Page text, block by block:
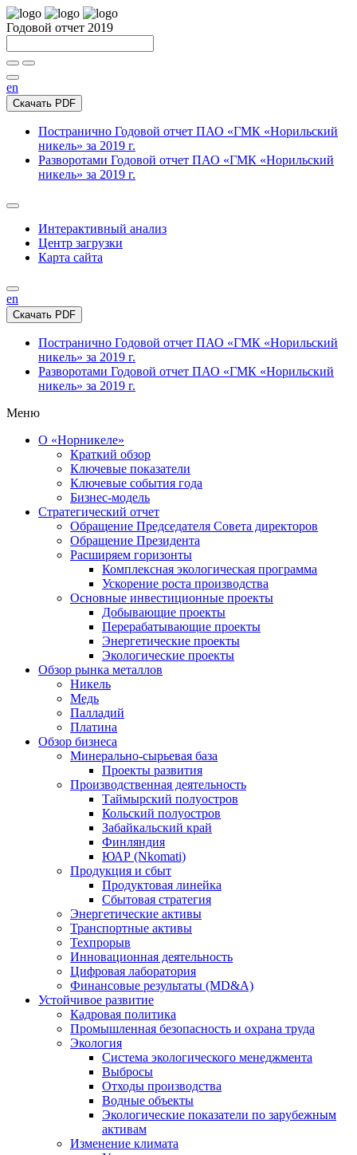
Годовой отчет 2019
en
Скачать PDF
Постранично Годовой отчет ПАО «ГМК «Норильский
никель» за 2019 г.
Разворотами Годовой отчет ПАО «ГМК «Норильский
никель» за 2019 г.
Интерактивный анализ
Центр загрузки
Карта сайта
en
Скачать PDF
Постранично Годовой отчет ПАО «ГМК «Норильский
никель» за 2019 г.
Разворотами Годовой отчет ПАО «ГМК «Норильский
никель» за 2019 г.
Меню
О «Норникеле»
Краткий обзор
Ключевые показатели
Ключевые события года
Бизнес-модель
Стратегический отчет
Обращение Председателя Совета директоров
Обращение Президента
Расширяем горизонты
Комплексная экологическая программа
Ускорение роста производства
Основные инвестиционные проекты
Добывающие проекты
Перерабатывающие проекты
Энергетические проекты
Экологические проекты
Обзор рынка металлов
Никель
Медь
Палладий
Платина
Обзор бизнеса
Минерально-сырьевая база
Проекты развития
Производственная деятельность
Таймырский полуостров
Кольский полуостров
Забайкальский край
Финляндия
ЮАР (Nkomati)
Продукция и сбыт
Продуктовая линейка
Сбытовая стратегия
Энергетические активы
Транспортные активы
Техпрорыв
Инновационная деятельность
Цифровая лаборатория
Финансовые результаты (MD&A)
Устойчивое развитие
Кадровая политика
Промышленная безопасность и охрана труда
Экология
Система экологического менеджмента
Выбросы
Отходы производства
Водные объекты
Экологические показатели по зарубежным
активам
Изменение климата